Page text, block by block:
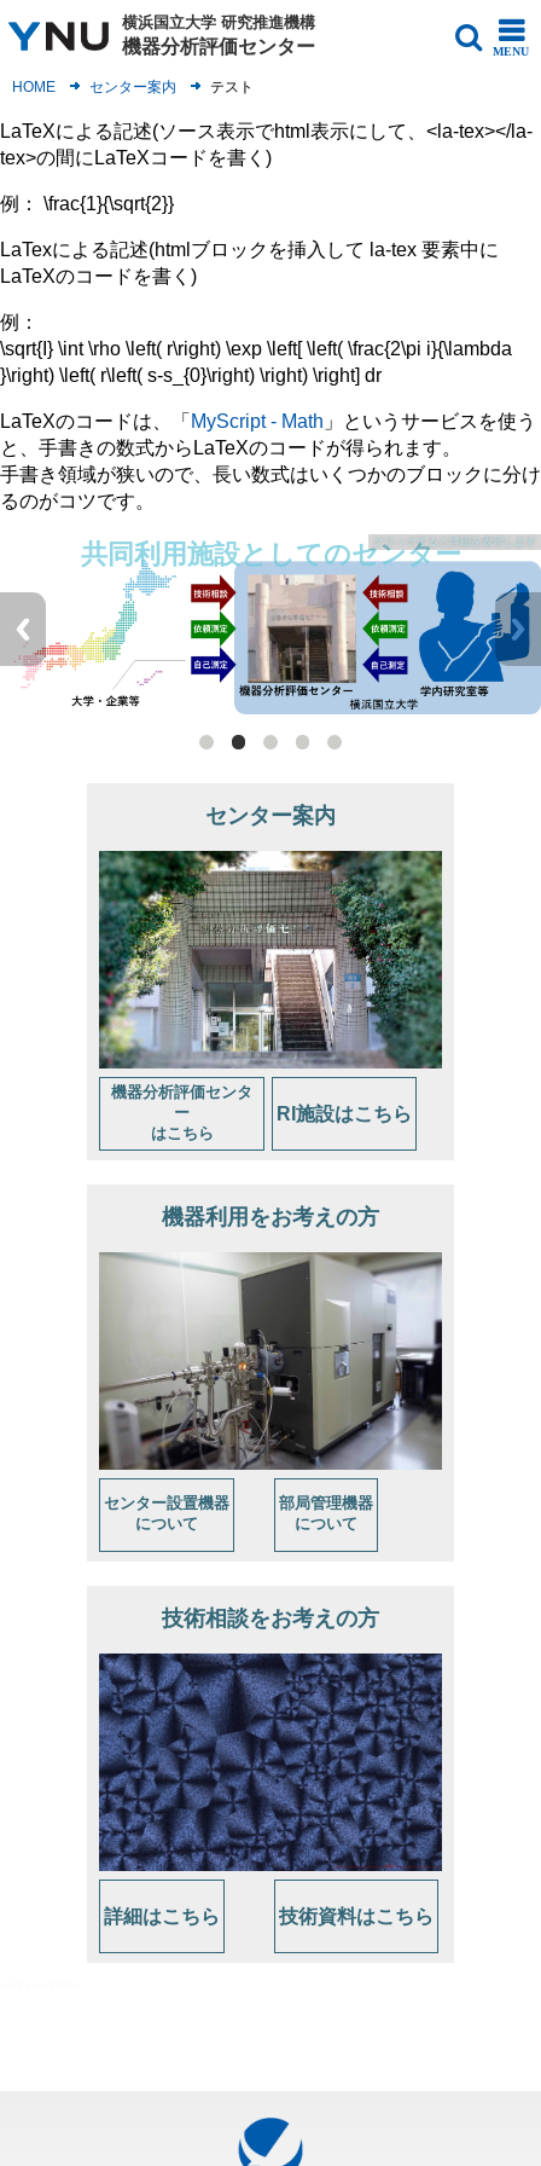
横浜国立大学 研究推進機構
機器分析評価センター MENU
HOME センター案内 テスト
LaTeXによる記述(ソース表示でhtml表示にして、<la-tex></la-
tex>の間にLaTeXコードを書く)
例：
LaTexによる記述(htmlブロックを挿入して la-tex 要素中に
LaTeXのコードを書く)
例：
LaTeXのコードは、「 MyScript - Math 」というサービスを使う
と、手書きの数式からLaTeXのコードが得られます。
手書き領域が狭いので、長い数式はいくつかのブロックに分け
るのがコツです。
共同利用施設としてのセンター
センター案内
機器分析評価センタ
ー
はこちら
RI施設はこちら
機器利用をお考えの方
センター設置機器
について
部局管理機器
について
技術相談をお考えの方
詳細はこちら 技術資料はこちら